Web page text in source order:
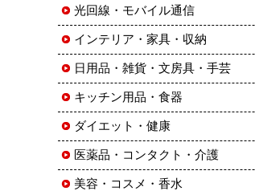
光回線・モバイル通信
インテリア・家具・収納
日用品・雑貨・文房具・手芸
キッチン用品・食器
ダイエット・健康
医薬品・コンタクト・介護
美容・コスメ・香水